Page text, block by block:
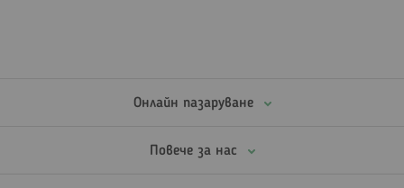
Онлайн пазаруване
Повече за нас